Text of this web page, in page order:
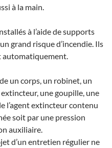
à la main.
à l’aide de supports
grand risque d’incendie. Ils
automatiquement.
un corps, un robinet, un
une goupille, une
l’agent extincteur contenu
soit par une pression
auxiliaire.
d’un entretien régulier ne